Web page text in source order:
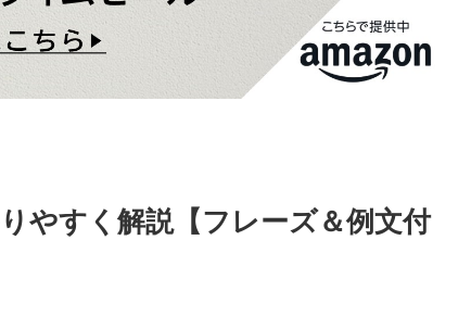
やすく解説【フレーズ＆例文付